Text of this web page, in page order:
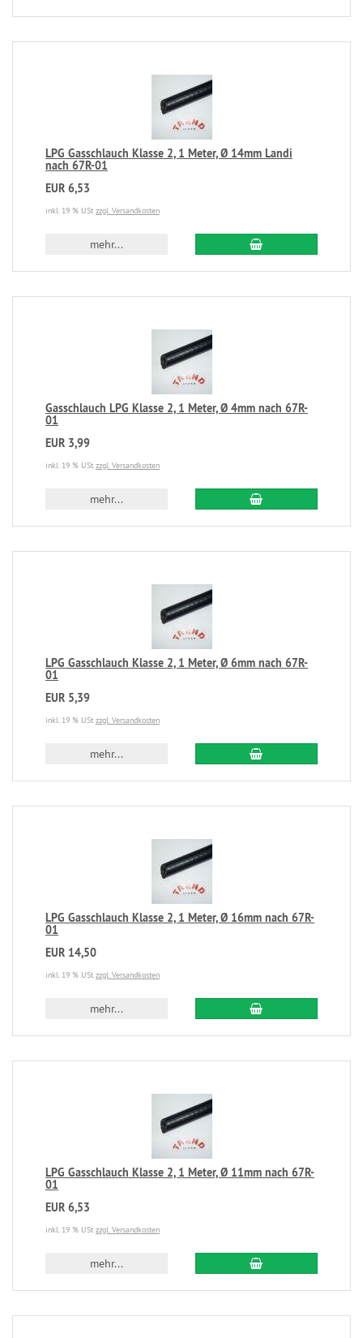
LPG Gasschlauch Klasse 2, 1 Meter, Ø 14mm Landi
nach 67R-01
EUR 6,53
inkl. 19 % USt zzgl. Versandkosten
mehr...
Gasschlauch LPG Klasse 2, 1 Meter, Ø 4mm nach 67R-
01
EUR 3,99
inkl. 19 % USt zzgl. Versandkosten
mehr...
LPG Gasschlauch Klasse 2, 1 Meter, Ø 6mm nach 67R-
01
EUR 5,39
inkl. 19 % USt zzgl. Versandkosten
mehr...
LPG Gasschlauch Klasse 2, 1 Meter, Ø 16mm nach 67R-
01
EUR 14,50
inkl. 19 % USt zzgl. Versandkosten
mehr...
LPG Gasschlauch Klasse 2, 1 Meter, Ø 11mm nach 67R-
01
EUR 6,53
inkl. 19 % USt zzgl. Versandkosten
mehr...